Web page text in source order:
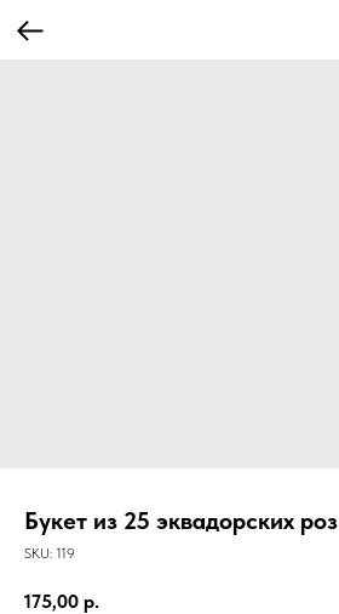
Букет из 25 эквадорских роз
SKU: 119
175,00 р.